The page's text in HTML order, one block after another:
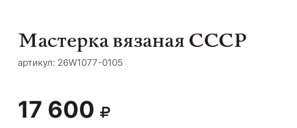
Мастерка вязаная СССР
aртикул: 26W1077-0105
17 600